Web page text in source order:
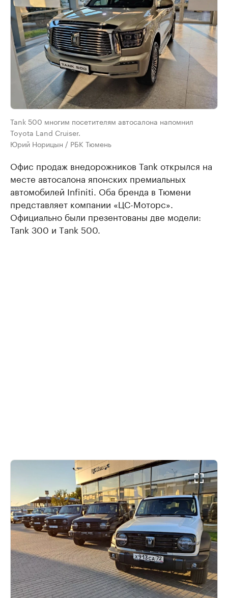
Tank 500 многим посетителям автосалона напомнил
Toyota Land Cruiser.
Юрий Норицын / РБК Тюмень
Офис продаж внедорожников Tank открылся на
месте автосалона японских премиальных
автомобилей Infiniti. Оба бренда в Тюмени
представляет компании «ЦС-Моторс».
Официально были презентованы две модели:
Tank 300 и Тank 500.